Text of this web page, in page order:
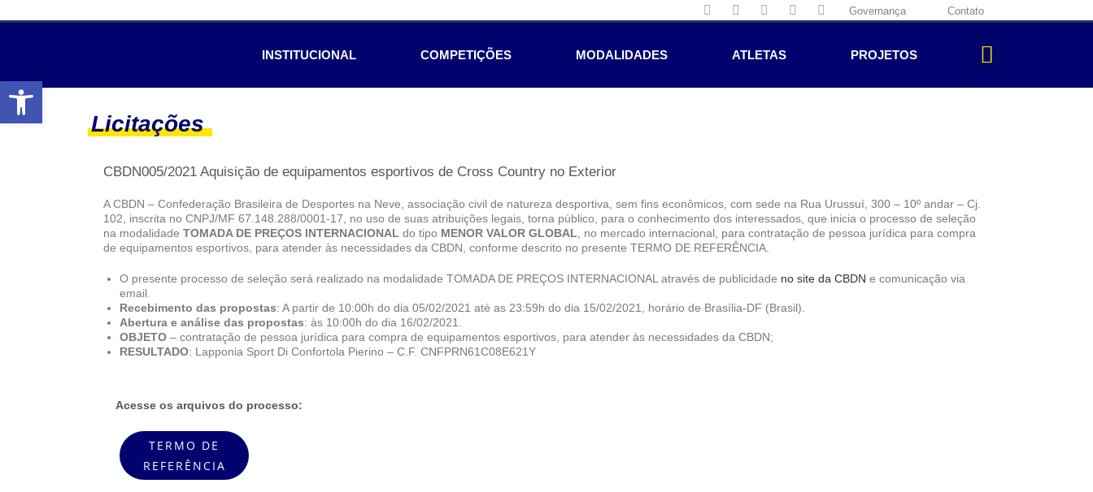
Governança Contato
INSTITUCIONAL COMPETIÇÕES MODALIDADES ATLETAS PROJETOS
Licitações
CBDN005/2021 Aquisição de equipamentos esportivos de Cross Country no Exterior
A CBDN – Confederação Brasileira de Desportes na Neve, associação civil de natureza desportiva, sem fins econômicos, com sede na Rua Urussuí, 300 – 10º andar – Cj.
102, inscrita no CNPJ/MF 67.148.288/0001-17, no uso de suas atribuições legais, torna público, para o conhecimento dos interessados, que inicia o processo de seleção
na modalidade TOMADA DE PREÇOS INTERNACIONAL do tipo MENOR VALOR GLOBAL , no mercado internacional, para contratação de pessoa jurídica para compra
de equipamentos esportivos, para atender às necessidades da CBDN, conforme descrito no presente TERMO DE REFERÊNCIA.
O presente processo de seleção será realizado na modalidade TOMADA DE PREÇOS INTERNACIONAL através de publicidade no site da CBDN e comunicação via
email.
Recebimento das propostas: A partir de 10:00h do dia 05/02/2021 até as 23:59h do dia 15/02/2021, horário de Brasília-DF (Brasil).
Abertura e análise das propostas: às 10:00h do dia 16/02/2021.
OBJETO – contratação de pessoa jurídica para compra de equipamentos esportivos, para atender às necessidades da CBDN;
RESULTADO: Lapponia Sport Di Confortola Pierino – C.F. CNFPRN61C08E621Y
Acesse os arquivos do processo:
TERMO DE
REFERÊNCIA
Abrir a barra de ferramentas